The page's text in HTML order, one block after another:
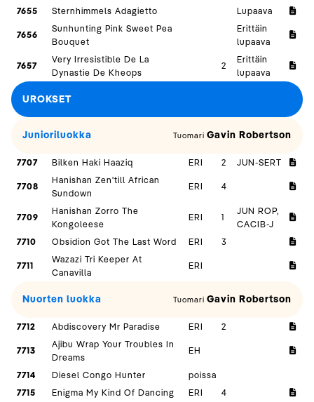
7655
Sternhimmels Adagietto Lupaava
7656
Sunhunting Pink Sweet Pea
Bouquet
Erittäin
lupaava
7657
Very Irresistible De La
Dynastie De Kheops
2
Erittäin
lupaava
UROKSET
Junioriluokka Tuomari Gavin Robertson
7707 Bilken Haki Haaziq ERI 2 JUN-SERT
7708
Hanishan Zen'till African
Sundown
ERI 4
7709
Hanishan Zorro The
Kongoleese
ERI 1
JUN ROP,
CACIB-J
7710
Obsidion Got The Last Word ERI 3
7711
Wazazi Tri Keeper At
Canavilla
ERI
Nuorten luokka Tuomari Gavin Robertson
7712 Abdiscovery Mr Paradise ERI 2
7713
Ajibu Wrap Your Troubles In
Dreams
EH
7714 Diesel Congo Hunter
poissa
7715
Enigma My Kind Of Dancing ERI 4